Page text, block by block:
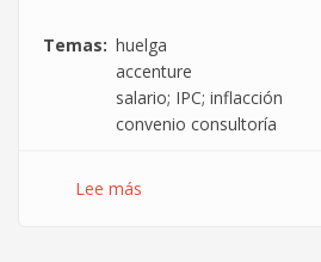
Temas
huelga
accenture
salario; IPC; inflacción
convenio consultoría
Lee más